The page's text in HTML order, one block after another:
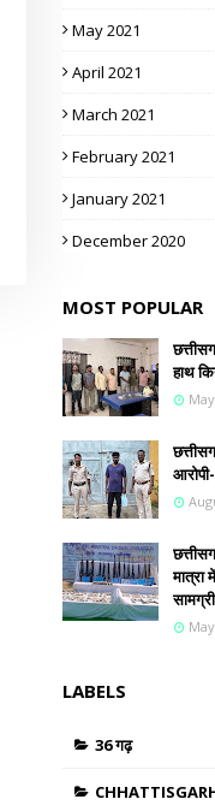
May 2021
April 2021
March 2021
February 2021
January 2021
December 2020
MOST POPULAR
हाथ
मात्रा
LABELS
36 गढ़